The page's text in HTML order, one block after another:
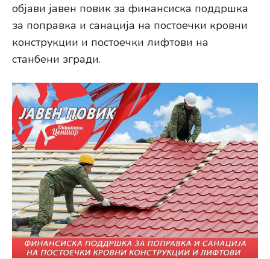
објави јавен повик за финансиска поддршка
за поправка и санација на постоечки кровни
конструкции и постоечки лифтови на
станбени згради.